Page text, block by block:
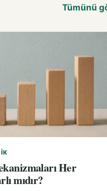
Tümünü
Her
mıdır?